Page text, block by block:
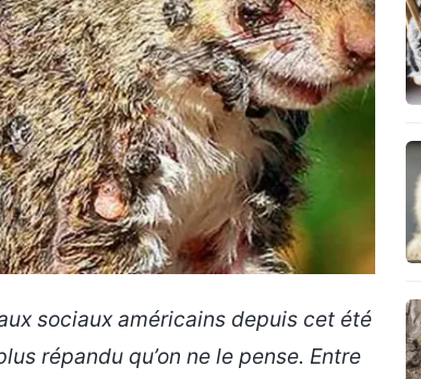
sociaux américains depuis cet été
répandu qu’on ne le pense. Entre